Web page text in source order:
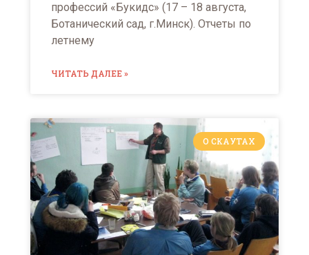
профессий «Букидс» (17 – 18 августа,
Ботанический сад, г.Минск). Отчеты по
летнему
ЧИТАТЬ ДАЛЕЕ »
О СКАУТАХ